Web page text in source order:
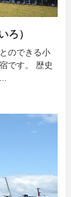
ろ）
のできる小
です。 歴史